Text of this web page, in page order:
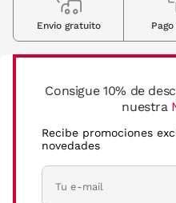
Consigue 10% de
nuestra
Recibe promociones
novedades
Envio gratuito